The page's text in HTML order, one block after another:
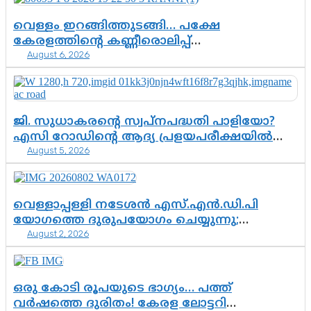
വെള്ളം ഇറങ്ങിത്തുടങ്ങി… പക്ഷേ
കേരളത്തിന്റെ കണ്ണീരൊലിപ്പ്
എന്നവസാനിക്കും?
August 6, 2026
ജി. സുധാകരന്റെ സ്വപ്നപദ്ധതി പാളിയോ?
എസി റോഡിന്റെ ആദ്യ പ്രളയപരീക്ഷയിൽ
ഉയരുന്നത് ഗുരുതര ചോദ്യങ്ങൾ
August 5, 2026
വെള്ളാപ്പള്ളി നടേശൻ എസ്.എൻ.ഡി.പി
യോഗത്തെ ദുരുപയോഗം ചെയ്യുന്നു;
ശ്രീനാരായണ പ്രസ്ഥാനത്തെ കാർന്നുതിന്നുന്ന
വിഷവിത്ത്: ഗോകുലം ഗോപാലൻ
August 2, 2026
ഒരു കോടി രൂപയുടെ ഭാഗ്യം… പത്ത്
വർഷത്തെ ദുരിതം! കേരള ലോട്ടറി